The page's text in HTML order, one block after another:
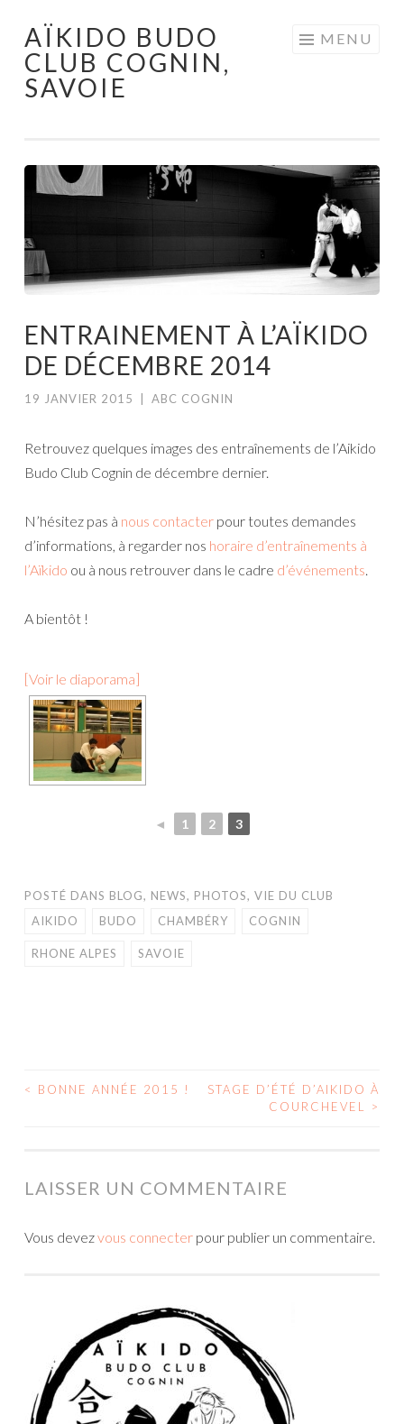
Aller au contenu principal
AÏKIDO BUDO
CLUB COGNIN,
SAVOIE
MENU
ENTRAINEMENT À L’AÏKIDO
DE DÉCEMBRE 2014
19 JANVIER 2015 ABC COGNIN
Retrouvez quelques images des entraînements de l’Aikido
Budo Club Cognin de décembre dernier.
N’hésitez pas à nous contacter pour toutes demandes
d’informations, à regarder nos horaire d’entraînements à
l’Aïkido ou à nous retrouver dans le cadre d’événements.
A bientôt !
[Voir le diaporama]
◄ 1 2 3
POSTÉ DANS BLOG, NEWS, PHOTOS, VIE DU CLUB
AIKIDO
BUDO CHAMBÉRY COGNIN
RHONE ALPES SAVOIE
< BONNE ANNÉE 2015 !
STAGE D’ÉTÉ D’AIKIDO À
COURCHEVEL
>
LAISSER UN COMMENTAIRE
Vous devezvous connecter pour publier un commentaire.